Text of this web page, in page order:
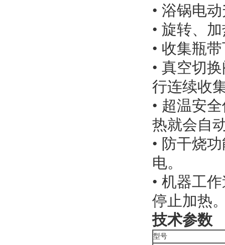
• 浴锅电
• 旋转、
• 收集瓶
• 真空切
行连续收
• 超温安
热就会自
• 防干烧
电。
• 机器工
停止加热
技术参数
型号